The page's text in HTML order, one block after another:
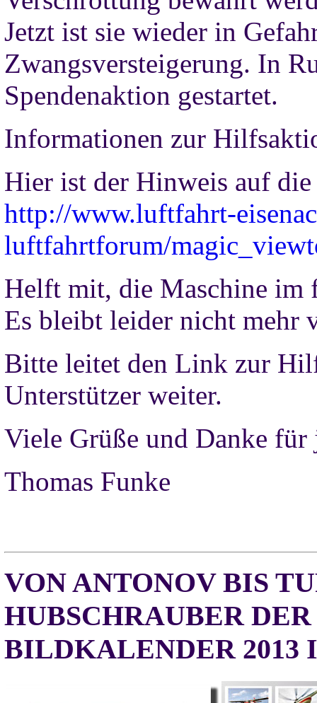
Jetzt ist sie wieder in
Zwangsversteigerung. In
Spendenaktion gestartet.
Informationen zur
Hier ist der Hinweis auf
http://www.luftfahrt-
luftfahrtforum/
Helft mit, die Maschine im
Es bleibt leider nicht mehr
Bitte leitet den Link zur
Unterstützer weiter.
Viele Grüße und Danke
Thomas Funke
VON ANTONOV BIS
HUBSCHRAUBER DER
BILDKALENDER 2013